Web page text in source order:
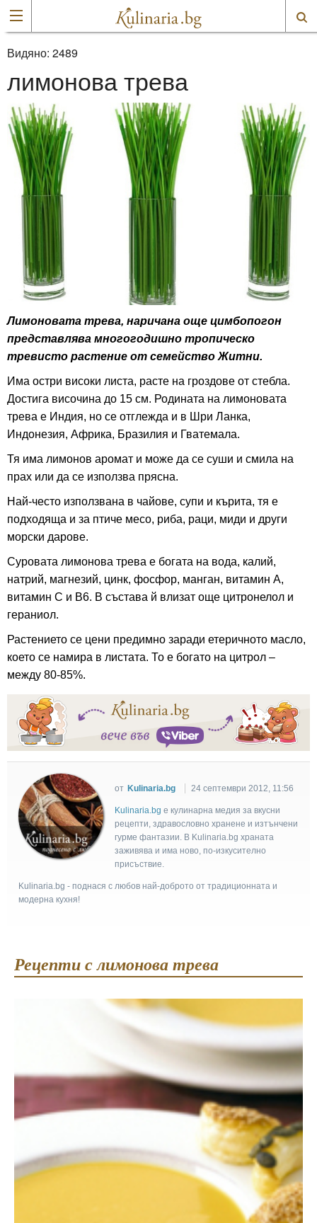
Видяно: 2489
лимонова трева
Лимоновата трева, наричана още цимбопогон
представлява многогодишно тропическо
тревисто растение от семейство Житни.
Има остри високи листа, расте на гроздове от стебла.
Достига височина до 15 см. Родината на лимоновата
трева е Индия, но се отглежда и в Шри Ланка,
Индонезия, Африка, Бразилия и Гватемала.
Тя има лимонов аромат и може да се суши и смила на
прах или да се използва прясна.
Най-често използвана в чайове, супи и кърита, тя е
подходяща и за птиче месо, риба, раци, миди и други
морски дарове.
Суровата лимонова трева е богата на вода, калий,
натрий, магнезий, цинк, фосфор, манган, витамин А,
витамин С и В6. В състава й влизат още цитронелол и
гераниол.
Растението се цени предимно заради етеричното масло,
което се намира в листата. То е богато на цитрол –
между 80-85%.
от Kulinaria.bg 24 септември 2012, 11:56
Kulinaria.bg e кулинарна медия за вкусни
рецепти, здравословно хранене и изтънчени
гурме фантазии. В Kulinaria.bg храната
заживява и има ново, по-изкусително
присъствие.
Kulinaria.bg - поднася с любов най-доброто от традиционната и
модерна кухня!
Рецепти с лимонова трева